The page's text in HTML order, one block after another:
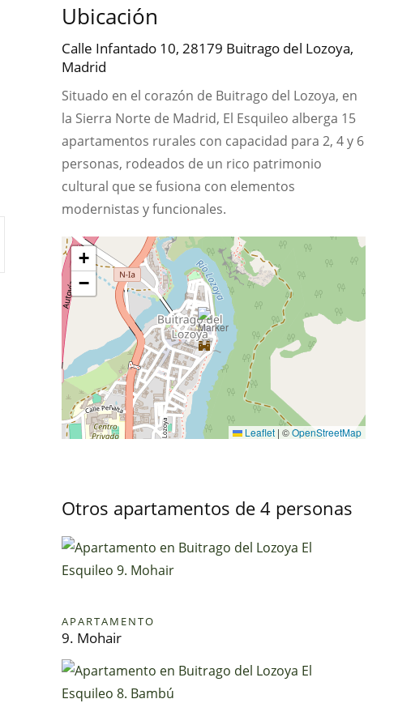
Ubicación
Calle Infantado 10, 28179 Buitrago del Lozoya,
Madrid
Situado en el corazón de Buitrago del Lozoya, en
la Sierra Norte de Madrid, El Esquileo alberga 15
apartamentos rurales con capacidad para 2, 4 y 6
personas, rodeados de un rico patrimonio
cultural que se fusiona con elementos
modernistas y funcionales.
+
−
Leaflet | ©OpenStreetMap
Otros apartamentos de 4 personas
APARTAMENTO
9. Mohair